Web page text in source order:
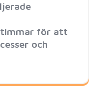
för att
och